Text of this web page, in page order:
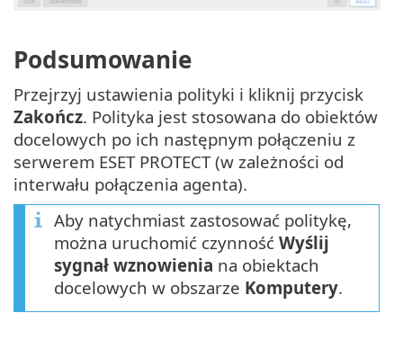
Podsumowanie
Przejrzyj ustawienia polityki i kliknij przycisk
Zakończ. Polityka jest stosowana do obiektów
docelowych po ich następnym połączeniu z
serwerem ESET PROTECT (w zależności od
interwału połączenia agenta).
Aby natychmiast zastosować politykę,
można uruchomić czynność Wyślij
sygnał wznowienia na obiektach
docelowych w obszarze Komputery.